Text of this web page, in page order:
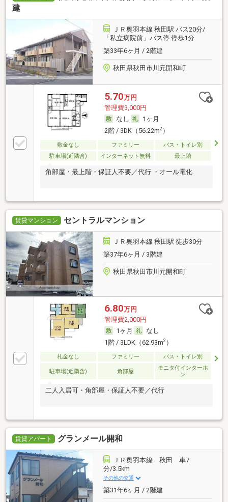
建
ＪＲ奥羽本線 秋田駅 バス20分/
「私立病院前」バス停 停歩1分
築33年6ヶ月 / 2階建
秋田県秋田市川元開和町
5.70万円
管理費3,000円
なし
1ヶ月
2階 / 3DK（56.22m2）
敷金なし ファミリー
バス・トイレ別
駐車場(近隣含)
インターネット無料 最上階
角部屋・最上階・保証人不要／代行 ・オール電化
賃貸マンション セントラルマンション
ＪＲ奥羽本線 秋田駅 徒歩30分
築37年6ヶ月 / 3階建
秋田県秋田市川元開和町
6.80万円
管理費2,000円
1ヶ月
なし
1階 / 3LDK（62.93m2）
礼金なし ファミリー バス・トイレ別
駐車場(近隣含) 角部屋
モニタ付インターホ
ン
二人入居可・角部屋・保証人不要／代行
賃貸アパート グランメール開和
ＪＲ奥羽本線 秋田 車7
分/3.5km
その他の交通
築31年6ヶ月 / 2階建